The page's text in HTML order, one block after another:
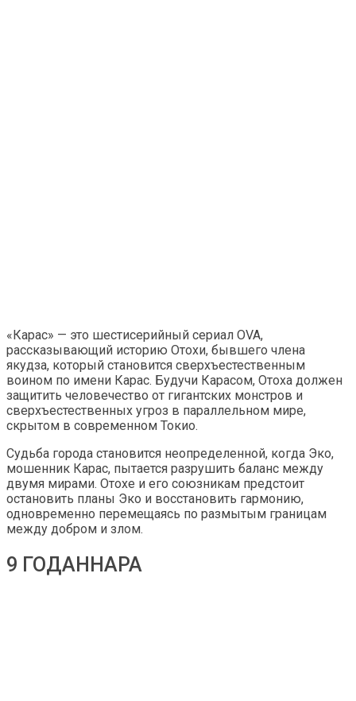
«Карас» — это шестисерийный сериал OVA,
рассказывающий историю Отохи, бывшего члена
якудза, который становится сверхъестественным
воином по имени Карас. Будучи Карасом, Отоха должен
защитить человечество от гигантских монстров и
сверхъестественных угроз в параллельном мире,
скрытом в современном Токио.
Судьба города становится неопределенной, когда Эко,
мошенник Карас, пытается разрушить баланс между
двумя мирами. Отохе и его союзникам предстоит
остановить планы Эко и восстановить гармонию,
одновременно перемещаясь по размытым границам
между добром и злом.
9 ГОДАННАРА